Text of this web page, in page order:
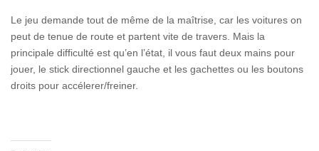
Le jeu demande tout de même de la maîtrise, car les voitures on
peut de tenue de route et partent vite de travers. Mais la
principale difficulté est qu’en l’état, il vous faut deux mains pour
jouer, le stick directionnel gauche et les gachettes ou les boutons
droits pour accélerer/freiner.